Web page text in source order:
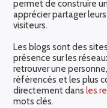
permet de construire
apprécier partager
visiteurs.
Les blogs sont des
présence sur les
retrouver une
référencés et les plus
directement dansles
mots clés.